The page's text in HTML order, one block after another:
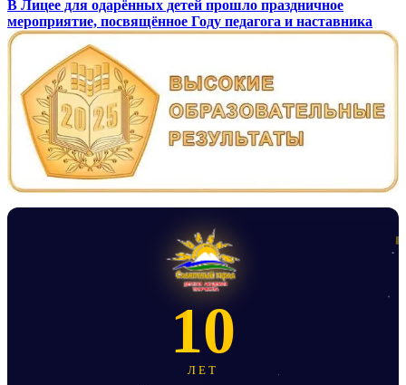
по
записям
В Лицее для одарённых детей прошло праздничное
мероприятие, посвящённое Году педагога и наставника
10
ЛЕТ